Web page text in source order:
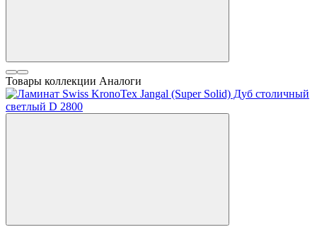
Товары коллекции Аналоги